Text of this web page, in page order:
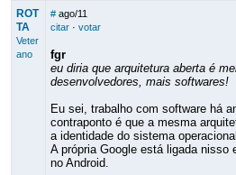
ROT
TA
Veter
ano
# ago/11
citar· votar
fgr
eu diria que arquitetura aberta é
desenvolvedores, mais softwares!
Eu sei, trabalho com software há
contraponto é que a mesma
a identidade do sistema
A própria Google está ligada nisso
no Android.